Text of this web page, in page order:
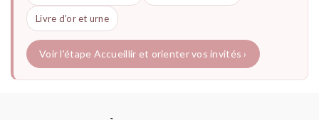
Livre d'or et urne
Voir l'étape Accueillir et orienter vos invités ›